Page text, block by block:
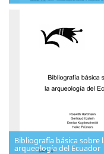
Bibliografía básica sobre
arqueología del Ecuador